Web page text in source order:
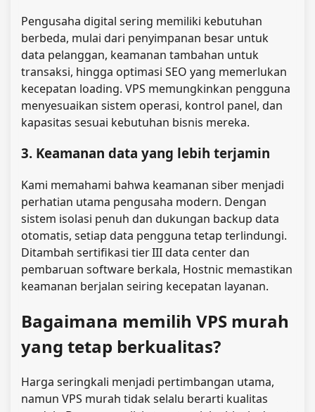
Pengusaha digital sering memiliki kebutuhan
berbeda, mulai dari penyimpanan besar untuk
data pelanggan, keamanan tambahan untuk
transaksi, hingga optimasi SEO yang memerlukan
kecepatan loading. VPS memungkinkan pengguna
menyesuaikan sistem operasi, kontrol panel, dan
kapasitas sesuai kebutuhan bisnis mereka.
3. Keamanan data yang lebih terjamin
Kami memahami bahwa keamanan siber menjadi
perhatian utama pengusaha modern. Dengan
sistem isolasi penuh dan dukungan backup data
otomatis, setiap data pengguna tetap terlindungi.
Ditambah sertifikasi tier III data center dan
pembaruan software berkala, Hostnic memastikan
keamanan berjalan seiring kecepatan layanan.
Bagaimana memilih VPS murah
yang tetap berkualitas?
Harga seringkali menjadi pertimbangan utama,
namun VPS murah tidak selalu berarti kualitas